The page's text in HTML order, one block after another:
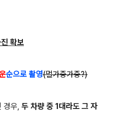
확보
순으로 촬영(멀가중가중?)
경우, 두 차량 중 1대라도 그 자